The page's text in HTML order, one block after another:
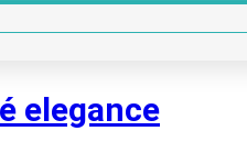
elegance